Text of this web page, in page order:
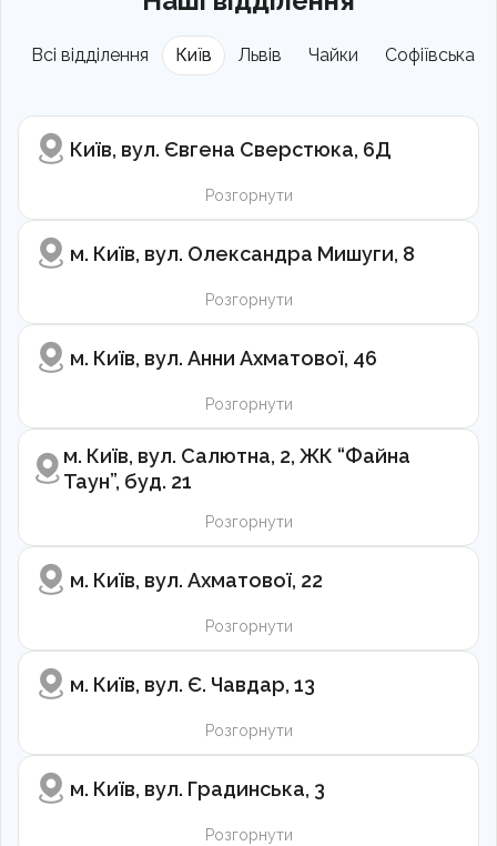
Всі відділення Київ Львів Чайки Софіївська
Київ, вул. Євгена Сверстюка, 6Д
Розгорнути
м. Київ, вул. Олександра Мишуги, 8
Розгорнути
м. Київ, вул. Анни Ахматової, 46
Розгорнути
м. Київ, вул. Салютна, 2, ЖК “Файна
Таун”, буд. 21
Розгорнути
м. Київ, вул. Ахматової, 22
Розгорнути
м. Київ, вул. Є. Чавдар, 13
Розгорнути
м. Київ, вул. Градинська, 3
Розгорнути